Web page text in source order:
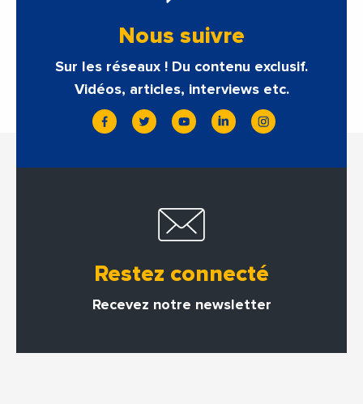
Nous suivre
Sur les réseaux ! Du contenu exclusif.
Vidéos, articles, interviews etc.
Restez connecté
Recevez notre newsletter